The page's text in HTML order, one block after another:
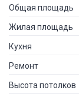
Общая площадь
Жилая площадь
Кухня
Ремонт
Высота потолков